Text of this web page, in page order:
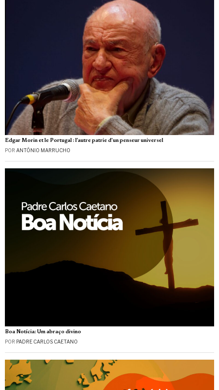
Edgar Morin et le Portugal : l’autre patrie d’un penseur universel
POR ANTÓNIO MARRUCHO
Boa Notícia: Um abraço divino
POR PADRE CARLOS CAETANO